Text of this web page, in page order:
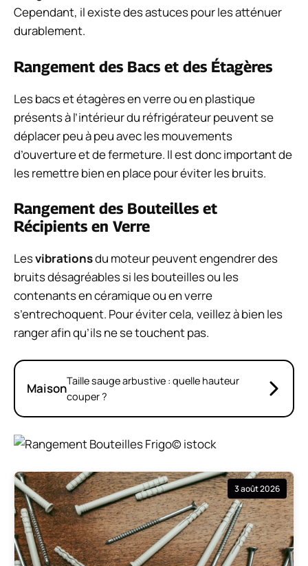
Cependant, il existe des astuces pour les atténuer
durablement.
Rangement des Bacs et des Étagères
Les bacs et étagères en verre ou en plastique
présents à l’intérieur du réfrigérateur peuvent se
déplacer peu à peu avec les mouvements
d’ouverture et de fermeture. Il est donc important de
les remettre bien en place pour éviter les bruits.
Rangement des Bouteilles et
Récipients en Verre
Lesvibrationsdu moteur peuvent engendrer des
bruits désagréables si les bouteilles ou les
contenants en céramique ou en verre
s’entrechoquent. Pour éviter cela, veillez à bien les
ranger afin qu’ils ne se touchent pas.
MaisonTaille sauge arbustive : quelle hauteur
couper ?
© istock
3 août 2026